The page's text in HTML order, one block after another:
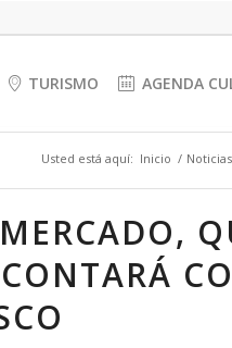
TURISMO AGENDA
Usted está aquí: Inicio / Noticias